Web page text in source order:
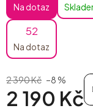
Na dotaz
52
Na dotaz
2 390 Kč –8 %
2 190 Kč